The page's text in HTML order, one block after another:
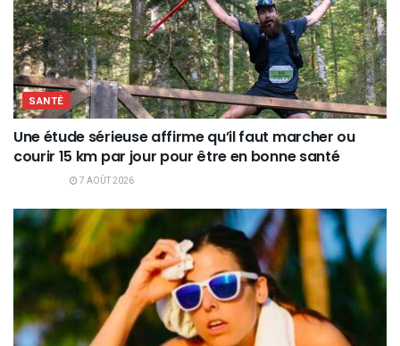
SANTÉ
Une étude sérieuse affirme qu’il faut marcher ou
courir 15 km par jour pour être en bonne santé
7 AOÛT 2026